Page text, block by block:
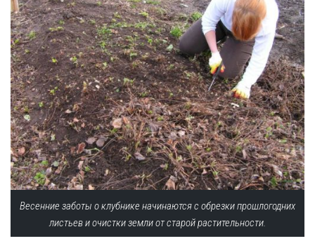
Весенние заботы о клубнике начинаются с обрезки прошлогодних
листьев и очистки земли от старой растительности.